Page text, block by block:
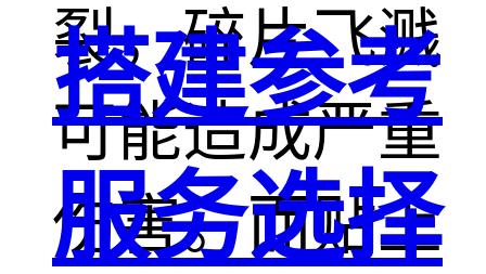
裂，碎片飞溅
可能造成严重
伤害。而贴上
搭建参考
服务选择